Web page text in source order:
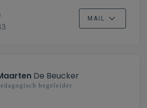
MAIL
De Beucker
begeleider